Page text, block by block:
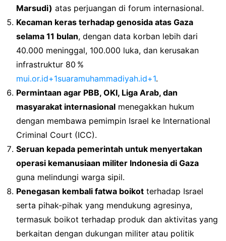
Marsudi) atas perjuangan di forum internasional.
Kecaman keras terhadap genosida atas Gaza
selama 11 bulan, dengan data korban lebih dari
40.000 meninggal, 100.000 luka, dan kerusakan
infrastruktur 80 %
mui.or.id+1suaramuhammadiyah.id+1.
Permintaan agar PBB, OKI, Liga Arab, dan
masyarakat internasional menegakkan hukum
dengan membawa pemimpin Israel ke International
Criminal Court (ICC).
Seruan kepada pemerintah untuk menyertakan
operasi kemanusiaan militer Indonesia di Gaza
guna melindungi warga sipil.
Penegasan kembali fatwa boikot terhadap Israel
serta pihak-pihak yang mendukung agresinya,
termasuk boikot terhadap produk dan aktivitas yang
berkaitan dengan dukungan militer atau politik